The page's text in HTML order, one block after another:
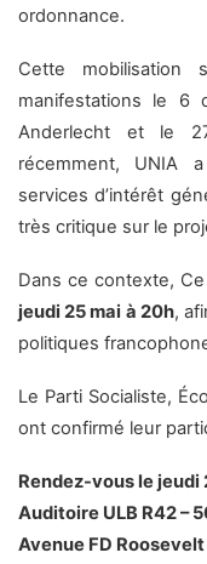
ordonnance.
Cette mobilisation
manifestations le 6
Anderlecht et le
récemment, UNIA
services d’intérêt
très critique sur le
Dans ce contexte,
jeudi 25 mai à 20h,
politiques
Le Parti Socialiste,
ont confirmé leur
Rendez-vous le jeudi
Auditoire ULB R42 –
Avenue FD